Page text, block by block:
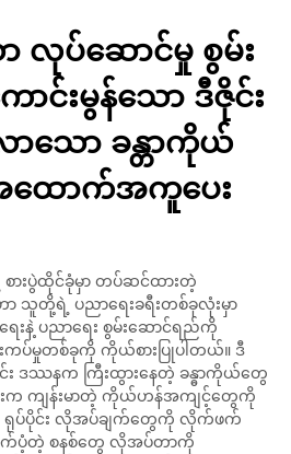
လုပ်ဆောင်မှု စွမ်း
းမွန်သော ဒီဇိုင်း
ာသော ခန္တာကိုယ်
ထောက်အကူပေး
စားပွဲထိုင်ခုံမှာ တပ်ဆင်ထားတဲ့
ဟာ သူတို့ရဲ့ ပညာရေးခရီးတစ်ခုလုံးမှာ
ေးနဲ့ ပညာရေး စွမ်းဆောင်ရည်ကို
ကပ်မှုတစ်ခုကို ကိုယ်စားပြုပါတယ်။ ဒီ
း ဒဿနက ကြီးထွားနေတဲ့ ခန္ဓာကိုယ်တွေ
ကျန်းမာတဲ့ ကိုယ်ဟန်အကျင့်တွေကို
ေတဲ့ ရုပ်ပိုင်း လိုအပ်ချက်တွေကို လိုက်ဖက်
က်ပံ့တဲ့ စနစ်တွေ လိုအပ်တာကို